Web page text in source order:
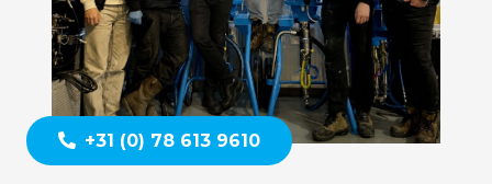
+31 (0) 78 613 9610